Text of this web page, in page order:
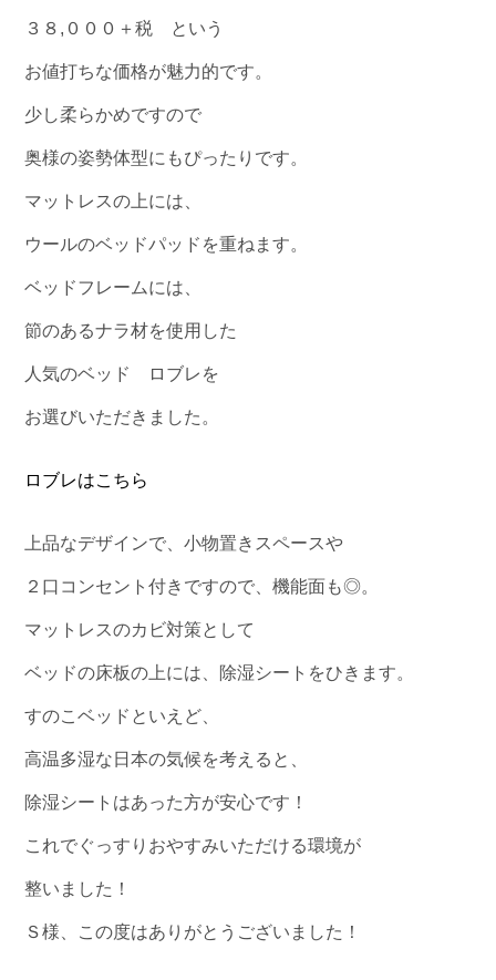
３８,０００＋税 という
お値打ちな価格が魅力的です。
少し柔らかめですので
奥様の姿勢体型にもぴったりです。
マットレスの上には、
ウールのベッドパッドを重ねます。
ベッドフレームには、
節のあるナラ材を使用した
人気のベッド ロブレを
お選びいただきました。
ロブレはこちら
上品なデザインで、小物置きスペースや
２口コンセント付きですので、機能面も◎。
マットレスのカビ対策として
ベッドの床板の上には、除湿シートをひきます。
すのこベッドといえど、
高温多湿な日本の気候を考えると、
除湿シートはあった方が安心です！
これでぐっすりおやすみいただける環境が
整いました！
Ｓ様、この度はありがとうございました！